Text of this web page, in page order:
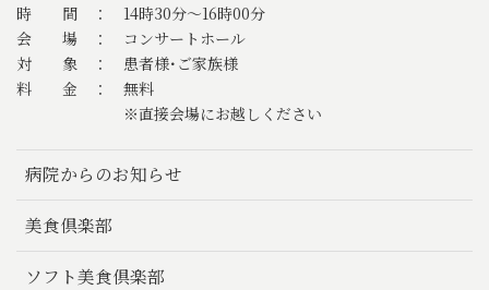
時 間 ： 14時30分～16時00分
会 場 ： コンサートホール
対 象 ： 患者様･ご家族様
料 金 ： 無料
※直接会場にお越しください
病院からのお知らせ
美食倶楽部
ソフト美食倶楽部